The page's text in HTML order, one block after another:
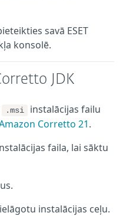
savā ESET
konsolē.
JDK
.msi
instalācijas failu
Corretto 21.
faila, lai sāktu
instalācijas ceļu.